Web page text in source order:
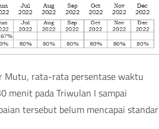
Mutu, rata-rata persentase waktu
menit pada Triwulan I sampai
tersebut belum mencapai standar